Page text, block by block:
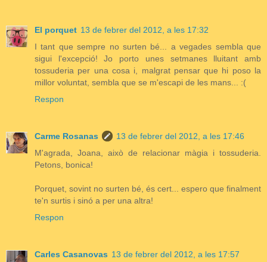
El porquet 13 de febrer del 2012, a les 17:32
I tant que sempre no surten bé... a vegades sembla que
sigui l'excepció! Jo porto unes setmanes lluitant amb
tossuderia per una cosa i, malgrat pensar que hi poso la
millor voluntat, sembla que se m'escapi de les mans... :(
Respon
Carme Rosanas
13 de febrer del 2012, a les 17:46
M'agrada, Joana, això de relacionar màgia i tossuderia.
Petons, bonica!
Porquet, sovint no surten bé, és cert... espero que finalment
te'n surtis i sinó a per una altra!
Respon
Carles Casanovas 13 de febrer del 2012, a les 17:57